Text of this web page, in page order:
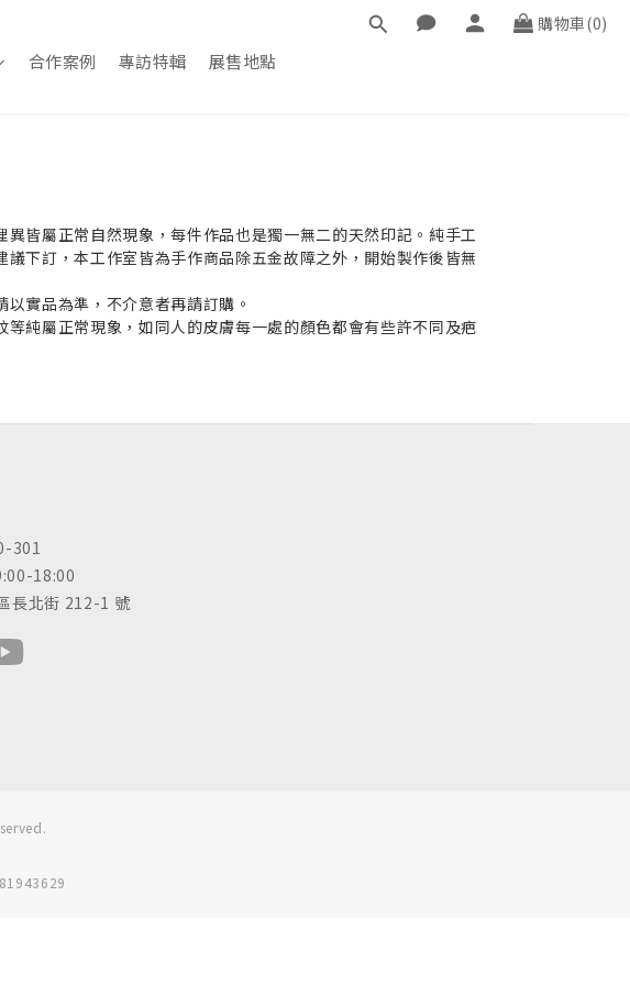
購物車(0)
合作案例 專訪特輯 展售地點
皆屬正常自然現象，每件作品也是獨一無二的天然印記。純手工
下訂，本工作室皆為手作商品除五金故障之外，開始製作後皆無
實品為準，不介意者再請訂購。
純屬正常現象，如同人的皮膚每一處的顏色都會有些許不同及疤
301
18:00
長北街 212-1 號